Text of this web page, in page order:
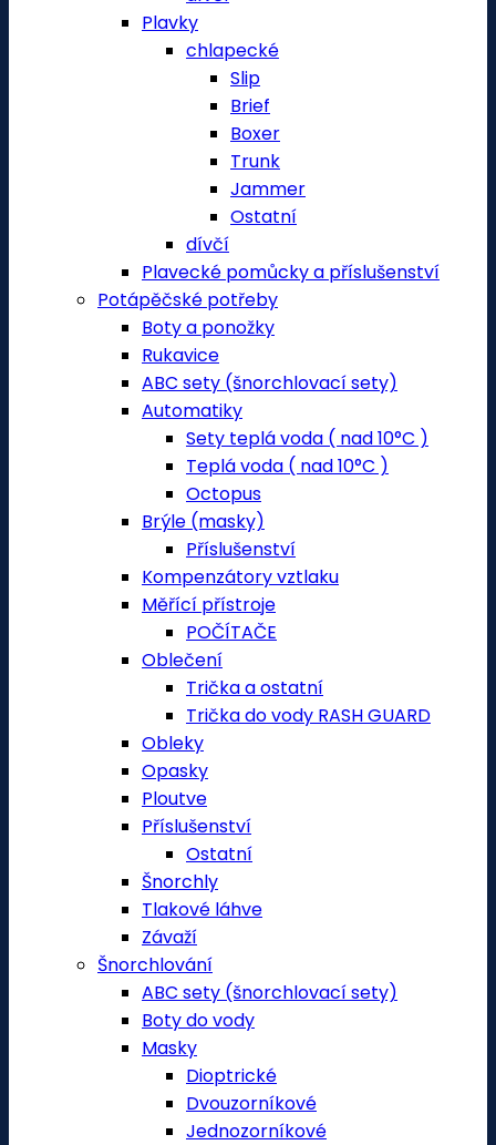
Plavky
chlapecké
Slip
Brief
Boxer
Trunk
Jammer
Ostatní
dívčí
Plavecké pomůcky a příslušenství
Potápěčské potřeby
Boty a ponožky
Rukavice
ABC sety (šnorchlovací sety)
Automatiky
Sety teplá voda ( nad 10°C )
Teplá voda ( nad 10°C )
Octopus
Brýle (masky)
Příslušenství
Kompenzátory vztlaku
Měřící přístroje
POČÍTAČE
Oblečení
Trička a ostatní
Trička do vody RASH GUARD
Obleky
Opasky
Ploutve
Příslušenství
Ostatní
Šnorchly
Tlakové láhve
Závaží
Šnorchlování
ABC sety (šnorchlovací sety)
Boty do vody
Masky
Dioptrické
Dvouzorníkové
Jednozorníkové